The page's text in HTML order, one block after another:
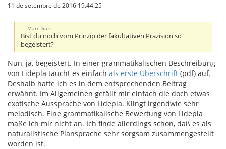
11 de setembre de 2016 19.44.25
MarcDiaz:
Bist du noch vom Prinzip der fakultativen Präzision so
begeistert?
Nun, ja, begeistert. In einer grammatikalischen Beschreibung
von Lidepla taucht es einfach als erste Überschrift (pdf) auf.
Deshalb hatte ich es in dem entsprechenden Beitrag
erwähnt. Im Allgemeinen gefällt mir einfach die doch etwas
exotische Aussprache von Lidepla. Klingt irgendwie sehr
melodisch. Eine grammatikalische Bewertung von Lidepla
maße ich mir nicht an. Ich finde allerdings schon, daß es als
naturalistische Plansprache sehr sorgsam zusammengestellt
worden ist.